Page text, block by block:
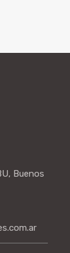
Buenos